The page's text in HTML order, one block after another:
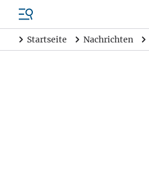
Startseite Nachrichten